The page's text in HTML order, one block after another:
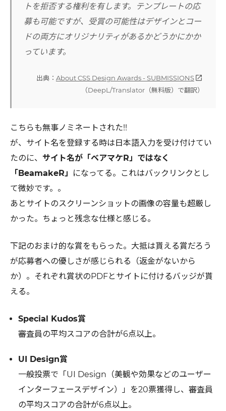
トを拒否する権利を有します。テンプレートの応
募も可能ですが、受賞の可能性はデザインとコー
ドの両方にオリジナリティがあるかどうかにかか
っています。
出典： About CSS Design Awards - SUBMISSIONSopen_in_new
（DeepL/Translator（無料版）で翻訳）
こちらも無事ノミネートされた!!
が、サイト名を登録する時は日本語入力を受け付けてい
たのに、 サイト名が「ベアマケR」ではなく
「BeamakeR」
になってる。これはバックリンクとし
て微妙です。。
あとサイトのスクリーンショットの画像の容量も超厳し
かった。ちょっと残念な仕様と感じる。
下記のおまけ的な賞をもらった。大抵は貰える賞だろう
が応募者への優しさが感じられる（返金がないから
か）。それぞれ賞状のPDFとサイトに付けるバッジが貰
える。
Special Kudos賞
審査員の平均スコアの合計が6点以上。
UI Design賞
一般投票で「UI Design（美観や効果などのユーザー
インターフェースデザイン）」を20票獲得し、審査員
の平均スコアの合計が6点以上。